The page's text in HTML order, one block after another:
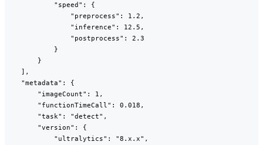
            "speed": {
                "preprocess": 1.2,
                "inference": 12.5,
                "postprocess": 2.3
            }
        }
    ],
    "metadata": {
        "imageCount": 1,
        "functionTimeCall": 0.018,
        "task": "detect",
        "version": {
            "ultralytics": "8.x.x",